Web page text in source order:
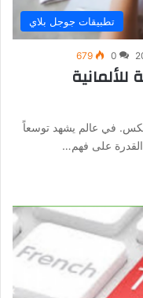
تطبيقات جوجل بلاي
0
679
في عالم يشهد توسعاً
على فهم…